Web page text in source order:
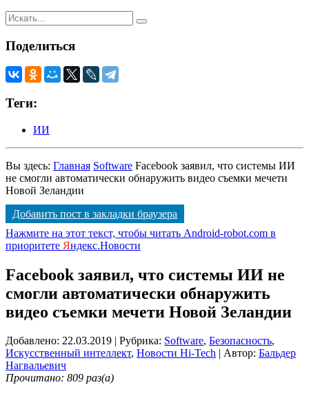
Поделиться
Теги:
ИИ
Вы здесь: Главная Software Facebook заявил, что системы ИИ
не смогли автоматически обнаружить видео съемки мечети
Новой Зеландии
Добавить пост в закладки браузера
Нажмите на этот текст, чтобы читать Android-robot.com в
приоритете Яндекс.Новости
Facebook заявил, что системы ИИ не
смогли автоматически обнаружить
видео съемки мечети Новой Зеландии
Добавлено: 22.03.2019 | Рубрика: Software, Безопасность,
Искусственный интеллект, Новости Hi-Tech | Автор: Бальдер
Нагвальевич
Прочитано: 809 раз(а)